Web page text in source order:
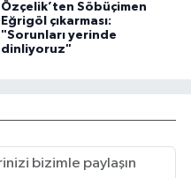
Özçelik’ten Söbüçimen
Eğrigöl çıkarması:
"Sorunları yerinde
dinliyoruz"